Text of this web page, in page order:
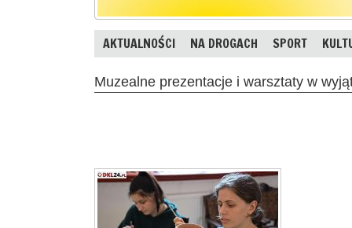
AKTUALNOŚCI NA DROGACH SPORT
Muzealne prezentacje i warsztaty w